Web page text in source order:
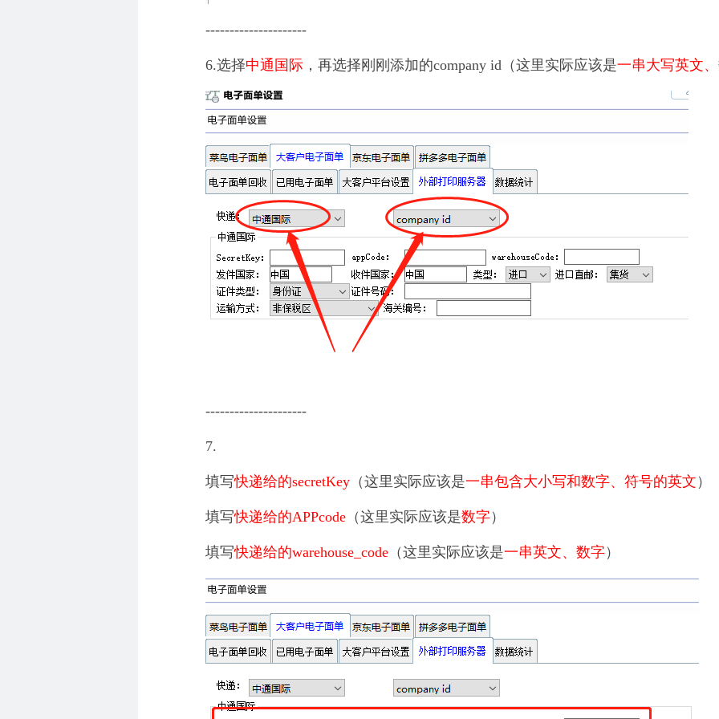
---------------------
6.选择中通国际 ，再选择刚刚添加的company id（这里实际应该是一串大写英文
---------------------
7.
填写快递给的secretKey （这里实际应该是一串包含大小写和数字、符号的英文 ）
填写快递给的APPcode （这里实际应该是数字）
填写快递给的warehouse_code （这里实际应该是一串英文、数字）